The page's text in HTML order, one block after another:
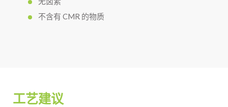
不含有 CMR 的物质
工艺建议